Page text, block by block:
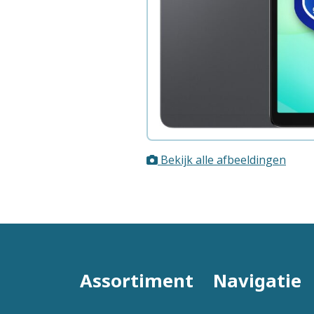
Bekijk alle afbeeldingen
Assortiment Navigatie